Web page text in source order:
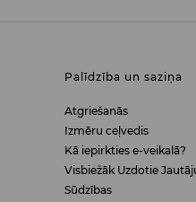
Palīdzība un saziņa
Atgriešanās
Izmēru ceļvedis
Kā iepirkties e-veikalā?
Visbiežāk Uzdotie
Sūdzības